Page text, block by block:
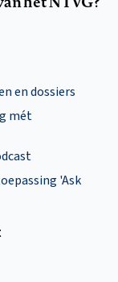
en dossiers
mét
'Ask